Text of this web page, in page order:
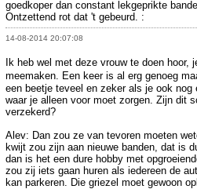
goedkoper dan constant lekgeprikte
Ontzettend rot dat 't gebeurd. :
14-08-2014 20:07:08
Ik heb wel met deze vrouw te doen hoor,
meemaken. Een keer is al erg genoeg
een beetje teveel en zeker als je ook nog
waar je alleen voor moet zorgen. Zijn dit
verzekerd?
Alev: Dan zou ze van tevoren moeten
kwijt zou zijn aan nieuwe banden, dat is
dan is het een dure hobby met
zou zij iets gaan huren als iedereen de
kan parkeren. Die griezel moet gewoon